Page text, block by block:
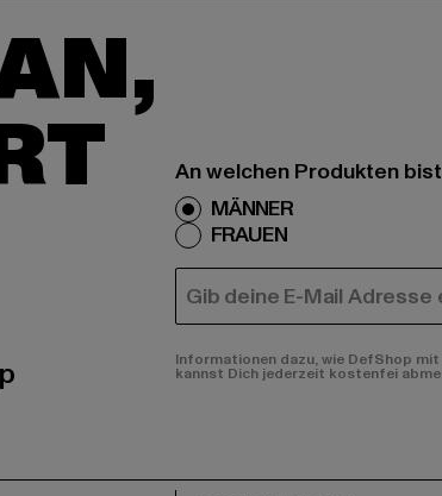
An welchen Produkten
MÄNNER
FRAUEN
E-MAIL
Informationen dazu, wie DefShop
kannst Dich jederzeit kostenfei